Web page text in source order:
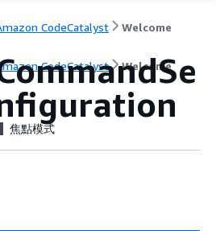
CodeCatalyst Welcome
CodeCatalyst Welcome
焦點模式